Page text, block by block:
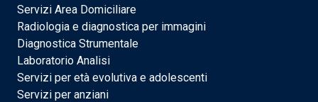
Servizi Area Domiciliare
Radiologia e diagnostica per immagini
Diagnostica Strumentale
Laboratorio Analisi
Servizi per età evolutiva e adolescenti
Servizi per anziani